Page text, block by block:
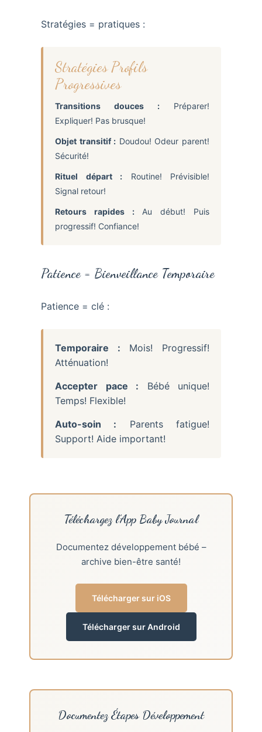
Stratégies = pratiques :
Stratégies Profils
Progressives
Transitions douces : Préparer!
Expliquer! Pas brusque!
Objet transitif : Doudou! Odeur parent!
Sécurité!
Rituel départ : Routine! Prévisible!
Signal retour!
Retours rapides :Au début! Puis
progressif! Confiance!
Patience = Bienveillance Temporaire
Patience = clé :
Temporaire : Mois! Progressif!
Atténuation!
Accepter pace : Bébé unique!
Temps! Flexible!
Auto-soin : Parents fatigue!
Support! Aide important!
Téléchargez l’App Baby Journal
Documentez développement bébé –
archive bien-être santé!
Télécharger sur iOS
Télécharger sur Android
Documentez Étapes Développement